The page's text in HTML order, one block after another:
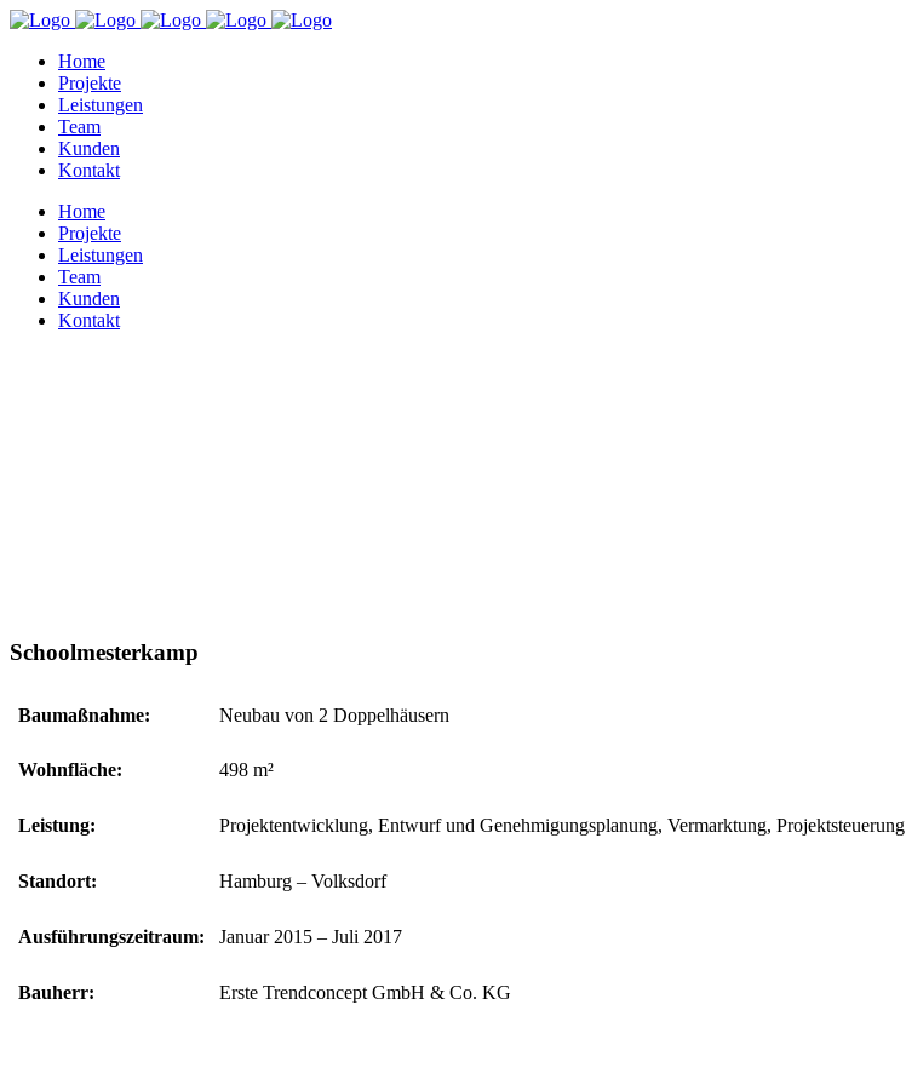
Home
Projekte
Leistungen
Team
Kunden
Kontakt
Home
Projekte
Leistungen
Team
Kunden
Kontakt
Schoolmesterkamp
Bau­maßnahme: Neubau von 2 Doppelhäusern
Wohnfläche: 498 m²
Leistung: Projektentwicklung, Entwurf und Genehmigungsplanung, Vermarktung, Projektsteuerung
Standort: Hamburg – Volksdorf
Ausführungs­zeitraum: Januar 2015 – Juli 2017
Bauherr: Erste Trendconcept GmbH & Co. KG